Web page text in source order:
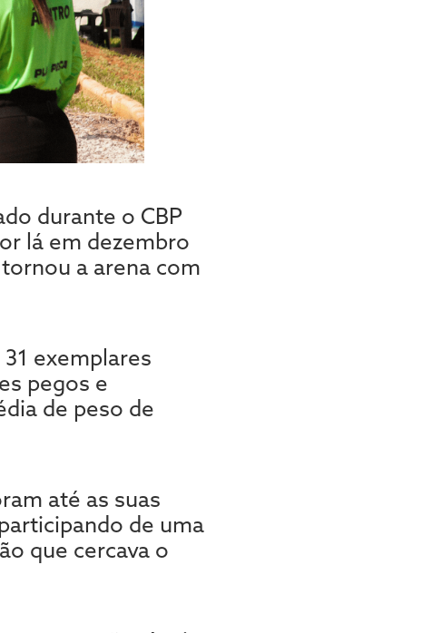
durante o CBP
lá em dezembro
a arena com
exemplares
pegos e
de peso de
até as suas
de uma
que cercava o